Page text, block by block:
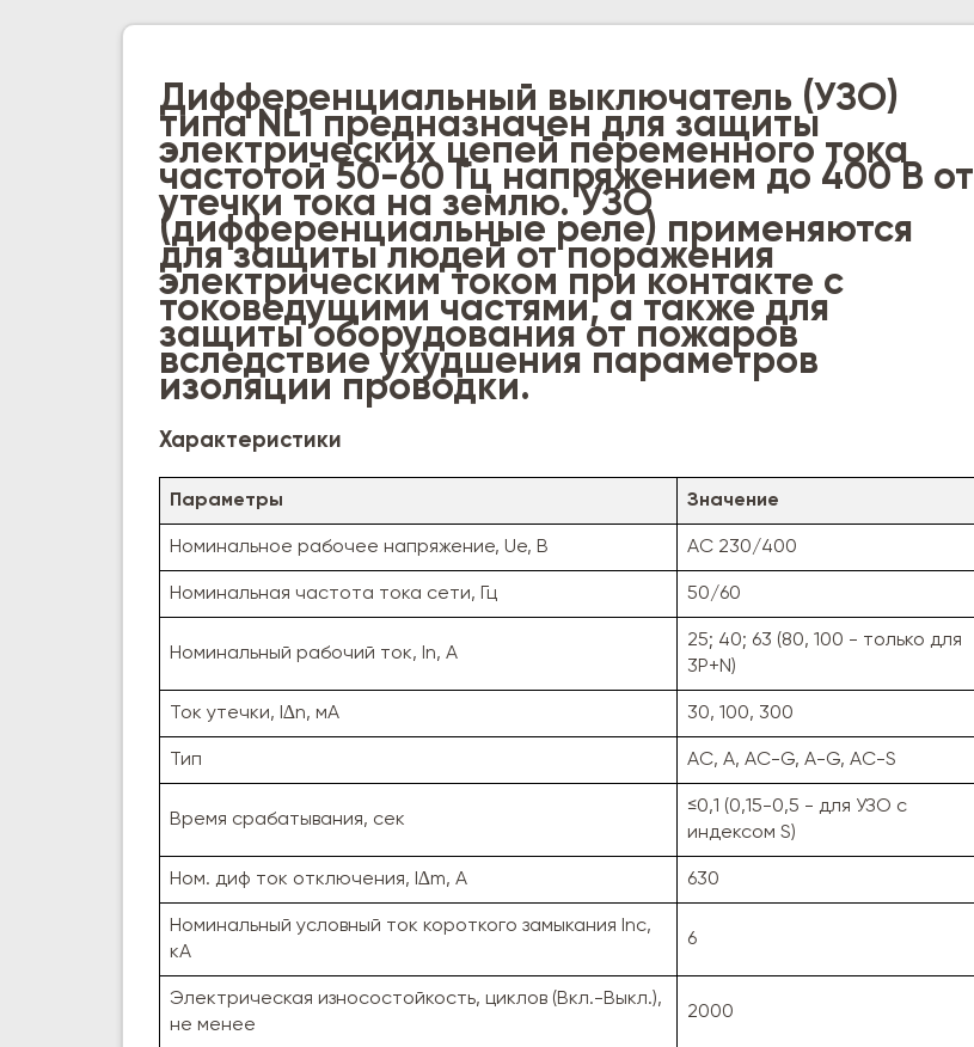
Дифференциальный выключатель (УЗО)
типа NL1 предназначен для защиты
электрических цепей переменного тока
частотой 50-60 Гц напряжением до 400 В от
утечки тока на землю. УЗО
(дифференциальные реле) применяются
для защиты людей от поражения
электрическим током при контакте с
токоведущими частями, а также для
защиты оборудования от пожаров
вследствие ухудшения параметров
изоляции проводки.
Характеристики
Параметры Значение
Номинальное рабочее напряжение, Uе, В AC 230/400
Номинальная частота тока сети, Гц 50/60
Номинальный рабочий ток, In, А
25; 40; 63 (80, 100 - только для
3P+N)
Ток утечки, I∆n, мА 30, 100, 300
Тип AC, A, AC-G, A-G, AC-S
Время срабатывания, сек
≤0,1 (0,15-0,5 - для УЗО с
индексом S)
Ном. диф ток отключения, I∆m, А 630
Номинальный условный ток короткого замыкания Inc,
кА
6
Электрическая износостойкость, циклов (Вкл.-Выкл.),
не менее
2000